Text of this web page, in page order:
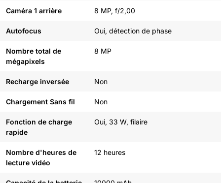
Caméra 1 arrière 8 MP, f/2,00
Autofocus Oui, détection de phase
Nombre total de
mégapixels
8 MP
Recharge inversée Non
Chargement Sans fil Non
Fonction de charge
rapide
Oui, 33 W, filaire
Nombre d'heures de
lecture vidéo
12 heures